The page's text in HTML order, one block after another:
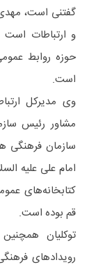
گفتنی است، مهدی
و ارتباطات
حوزه روابط
است.
وی مدیرکل
مشاور رئیس
سازمان فرهنگی
امام علی علیه
کتابخانه‌های
قم بوده است.
توکلیان
رویدادهای